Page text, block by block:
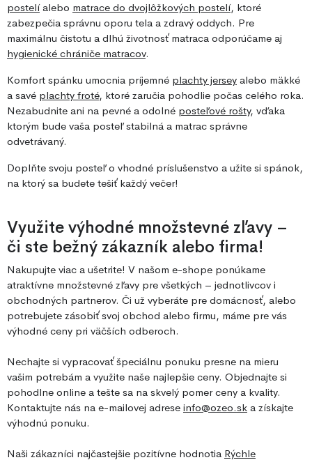
postelíalebo matrace do dvojlôžkových postelí, ktoré
zabezpečia správnu oporu tela a zdravý oddych. Pre
maximálnu čistotu a dlhú životnosť matraca odporúčame aj
hygienické chrániče matracov.
Komfort spánku umocnia príjemné plachty jersey alebo mäkké
a savé plachty froté, ktoré zaručia pohodlie počas celého roka.
Nezabudnite ani na pevné a odolné posteľové rošty, vďaka
ktorým bude vaša posteľ stabilná a matrac správne
odvetrávaný.
Doplňte svoju posteľ o vhodné príslušenstvo a užite si spánok,
na ktorý sa budete tešiť každý večer!
Využite výhodné množstevné zľavy –
či ste bežný zákazník alebo firma!
Nakupujte viac a ušetrite! V našom e-shope ponúkame
atraktívne množstevné zľavy pre všetkých – jednotlivcov i
obchodných partnerov. Či už vyberáte pre domácnosť, alebo
potrebujete zásobiť svoj obchod alebo firmu, máme pre vás
výhodné ceny pri väčších odberoch.
Nechajte si vypracovať špeciálnu ponuku presne na mieru
vašim potrebám a využite naše najlepšie ceny. Objednajte si
pohodlne online a tešte sa na skvelý pomer ceny a kvality.
Kontaktujte nás na e-mailovej adrese info@ozeo.sk a získajte
výhodnú ponuku.
Naši zákazníci najčastejšie pozitívne hodnotia Rýchle